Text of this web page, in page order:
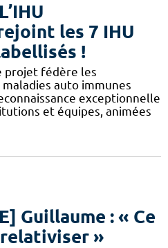
les 7 IHU
!
projet fédère les
auto immunes
exceptionnelle
et équipes, animées
Guillaume : « Ce
relativiser »